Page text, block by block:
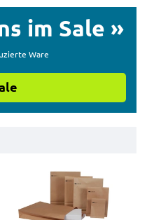
im Sale »
Ware